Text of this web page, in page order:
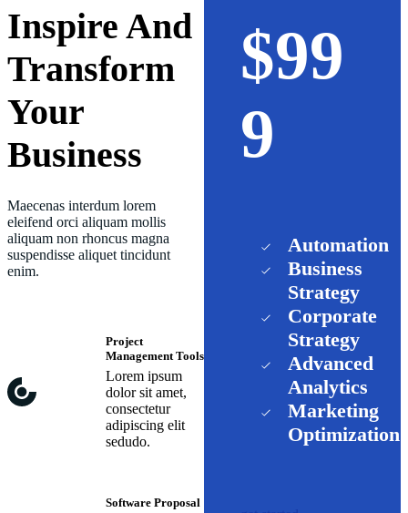
Inspire And
Transform
Your
Business
Maecenas interdum lorem
eleifend orci aliquam mollis
aliquam non rhoncus magna
suspendisse aliquet tincidunt
enim.
Project
Management Tools
Lorem ipsum
dolor sit amet,
consectetur
adipiscing elit
sedudo.
Software Proposal
$99
9
Automation
Business
Strategy
Corporate
Strategy
Advanced
Analytics
Marketing
Optimization